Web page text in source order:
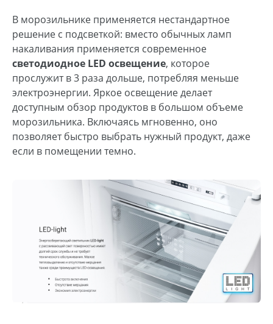
В морозильнике применяется нестандартное
решение с подсветкой: вместо обычных ламп
накаливания применяется современное
светодиодное LED освещение, которое
прослужит в 3 раза дольше, потребляя меньше
электроэнергии. Яркое освещение делает
доступным обзор продуктов в большом объеме
морозильника. Включаясь мгновенно, оно
позволяет быстро выбрать нужный продукт, даже
если в помещении темно.